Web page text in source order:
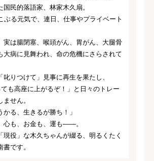
国民的落語家、林家木久扇。
ぶる元気で、連日、仕事やプライベート
実は腸閉塞、喉頭がん、胃がん、大腿骨
大病に見舞われ、命の危機にさらされて
叱りつけて」見事に再生を果たし、
ても高座に上がるぞ！」と日々のトレー
せん。
かる、生きるが勝ち！」
心も、お金も、運も――。
現役」な木久ちゃんが綴る、明るくたく
書です。